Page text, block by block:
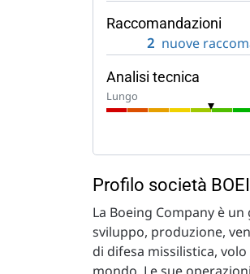
Raccomandazioni
2 nuove
Analisi tecnica
Lungo
Profilo società
La Boeing Company è
sviluppo, produzione,
di difesa missilistica,